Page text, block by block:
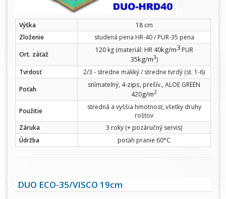
Výška
18 cm
Zloženie
studená pena HR-40 / PUR-35 pena
Ort. záťaž
120 kg (materiál: HR 40kg/m3 PUR
35kg/m3)
Tvrdosť
2/3 - stredne mäkký / stredne tvrdý (st. 1-6)
Poťah
snímateľný, 4-zips, prešív., ALOE GREEN
420g/m2
Použitie
stredná a vyššia hmotnosť, všetky druhy
roštov
Záruka
3 roky (+ pozáručný servis)
Údržba
poťah pranie 60°C
DUO ECO-35/VISCO 19cm